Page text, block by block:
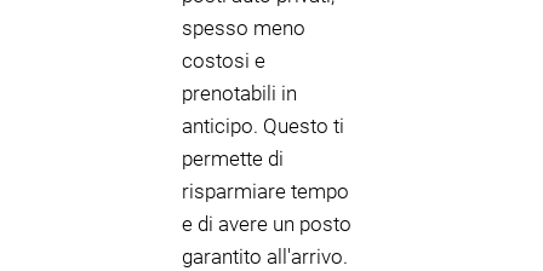
spesso meno
costosi e
prenotabili in
anticipo. Questo ti
permette di
risparmiare tempo
e di avere un posto
garantito all'arrivo.